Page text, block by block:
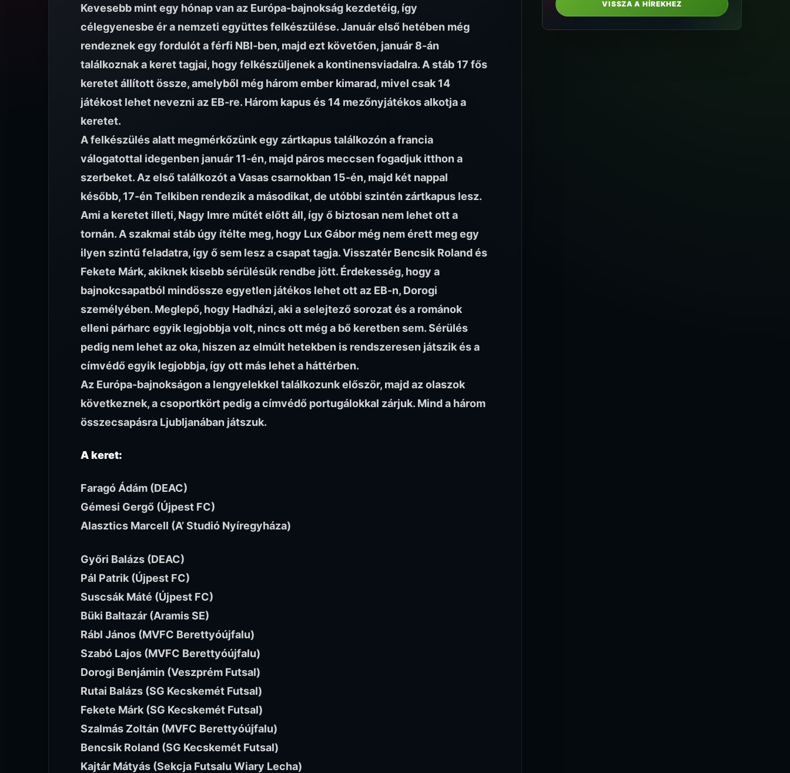
Kevesebb mint egy hónap van az Európa-bajnokság kezdetéig, így
célegyenesbe ér a nemzeti együttes felkészülése. Január első hetében még
rendeznek egy fordulót a férfi NBI-ben, majd ezt követően, január 8-án
találkoznak a keret tagjai, hogy felkészüljenek a kontinensviadalra. A stáb 17 fős
keretet állított össze, amelyből még három ember kimarad, mivel csak 14
játékost lehet nevezni az EB-re. Három kapus és 14 mezőnyjátékos alkotja a
keretet.
A felkészülés alatt megmérkőzünk egy zártkapus találkozón a francia
válogatottal idegenben január 11-én, majd páros meccsen fogadjuk itthon a
szerbeket. Az első találkozót a Vasas csarnokban 15-én, majd két nappal
később, 17-én Telkiben rendezik a másodikat, de utóbbi szintén zártkapus lesz.
Ami a keretet illeti, Nagy Imre műtét előtt áll, így ő biztosan nem lehet ott a
tornán. A szakmai stáb úgy ítélte meg, hogy Lux Gábor még nem érett meg egy
ilyen szintű feladatra, így ő sem lesz a csapat tagja. Visszatér Bencsik Roland és
Fekete Márk, akiknek kisebb sérülésük rendbe jött. Érdekesség, hogy a
bajnokcsapatból mindössze egyetlen játékos lehet ott az EB-n, Dorogi
személyében. Meglepő, hogy Hadházi, aki a selejtező sorozat és a románok
elleni párharc egyik legjobbja volt, nincs ott még a bő keretben sem. Sérülés
pedig nem lehet az oka, hiszen az elmúlt hetekben is rendszeresen játszik és a
címvédő egyik legjobbja, így ott más lehet a háttérben.
Az Európa-bajnokságon a lengyelekkel találkozunk először, majd az olaszok
következnek, a csoportkört pedig a címvédő portugálokkal zárjuk. Mind a három
összecsapásra Ljubljanában játszuk.
A keret:
Faragó Ádám (DEAC)
Gémesi Gergő (Újpest FC)
Alasztics Marcell (A’ Studió Nyíregyháza)
Győri Balázs (DEAC)
Pál Patrik (Újpest FC)
Suscsák Máté (Újpest FC)
Büki Baltazár (Aramis SE)
Rábl János (MVFC Berettyóújfalu)
Szabó Lajos (MVFC Berettyóújfalu)
Dorogi Benjámin (Veszprém Futsal)
Rutai Balázs (SG Kecskemét Futsal)
Fekete Márk (SG Kecskemét Futsal)
Szalmás Zoltán (MVFC Berettyóújfalu)
Bencsik Roland (SG Kecskemét Futsal)
Kajtár Mátyás (Sekcja Futsalu Wiary Lecha)
VISSZA A HÍREKHEZ